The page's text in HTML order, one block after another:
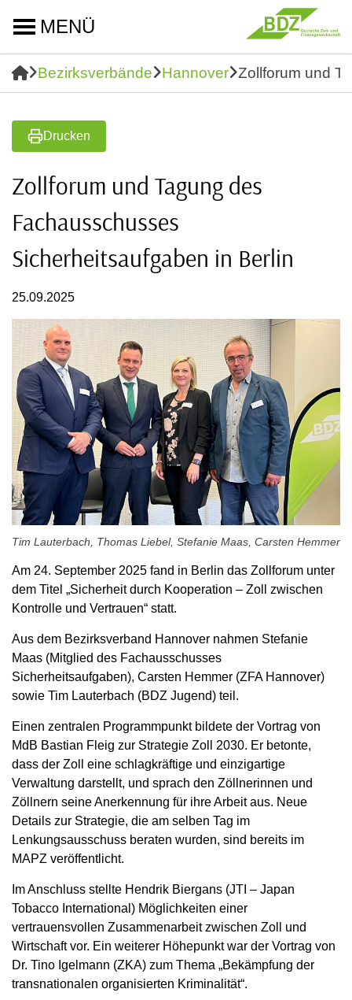
MENÜ
Bezirksverbände Hannover Zollforum und
Drucken
Zollforum und Tagung des
Fachausschusses
Sicherheitsaufgaben in Berlin
25.09.2025
Tim Lauterbach, Thomas Liebel, Stefanie Maas, Carsten Hemmer
Am 24. September 2025 fand in Berlin das Zollforum unter
dem Titel „Sicherheit durch Kooperation – Zoll zwischen
Kontrolle und Vertrauen“ statt.
Aus dem Bezirksverband Hannover nahmen Stefanie
Maas (Mitglied des Fachausschusses
Sicherheitsaufgaben), Carsten Hemmer (ZFA Hannover)
sowie Tim Lauterbach (BDZ Jugend) teil.
Einen zentralen Programmpunkt bildete der Vortrag von
MdB Bastian Fleig zur Strategie Zoll 2030. Er betonte,
dass der Zoll eine schlagkräftige und einzigartige
Verwaltung darstellt, und sprach den Zöllnerinnen und
Zöllnern seine Anerkennung für ihre Arbeit aus. Neue
Details zur Strategie, die am selben Tag im
Lenkungsausschuss beraten wurden, sind bereits im
MAPZ veröffentlicht.
Im Anschluss stellte Hendrik Biergans (JTI – Japan
Tobacco International) Möglichkeiten einer
vertrauensvollen Zusammenarbeit zwischen Zoll und
Wirtschaft vor. Ein weiterer Höhepunkt war der Vortrag von
Dr. Tino Igelmann (ZKA) zum Thema „Bekämpfung der
transnationalen organisierten Kriminalität“.